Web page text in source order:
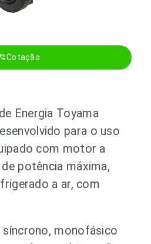
phone_in_talkCotação
Energia Toyama
para o uso
com motor a
potência máxima,
a ar, com
síncrono, monofásico